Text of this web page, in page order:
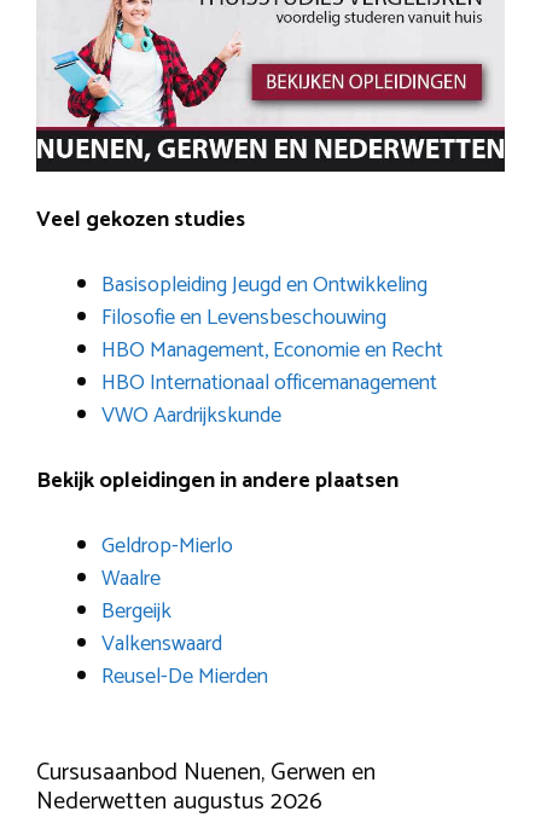
Veel gekozen studies
Basisopleiding Jeugd en Ontwikkeling
Filosofie en Levensbeschouwing
HBO Management, Economie en Recht
HBO Internationaal officemanagement
VWO Aardrijkskunde
Bekijk opleidingen in andere plaatsen
Geldrop-Mierlo
Waalre
Bergeijk
Valkenswaard
Reusel-De Mierden
Cursusaanbod Nuenen, Gerwen en
Nederwetten augustus 2026